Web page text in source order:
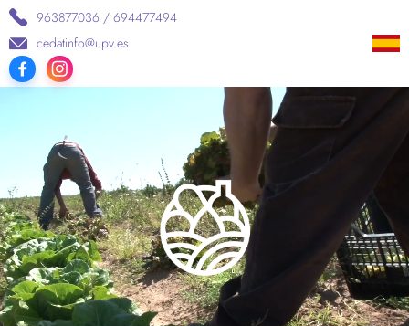
963877036 / 694477494
cedatinfo@upv.es